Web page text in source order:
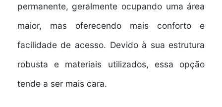
permanente, geralmente ocupando uma área
maior, mas oferecendo mais conforto e
facilidade de acesso. Devido à sua estrutura
robusta e materiais utilizados, essa opção
tende a ser mais cara.